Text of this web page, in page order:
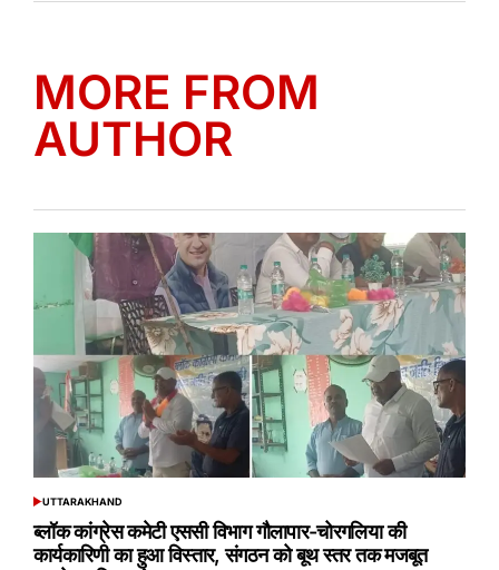
MORE FROM
AUTHOR
POSTED
UTTARAKHAND
ब्लॉक कांग्रेस कमेटी एससी विभाग गौलापार-चोरगलिया की
कार्यकारिणी का हुआ विस्तार, संगठन को बूथ स्तर तक मजबूत